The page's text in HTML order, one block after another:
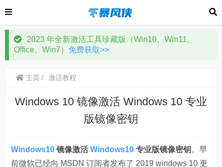
2023 年全新激活工具珍藏版（Win10、Win11、
Office、Win7） 免费获取>>
主页 激活教程
Windows 10 镜像激活 Windows 10 专业
版镜像密钥
Windows10 镜像激活Windows10 专业版镜像密钥 。早
前微软已经向 MSDN 订阅者发布了 2019 windows 10 更